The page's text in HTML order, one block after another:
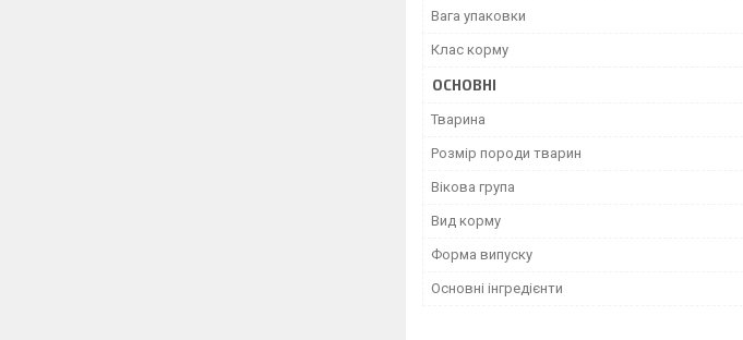
Вага упаковки
Клас корму
ОСНОВНІ
Тварина
Розмір породи тварин
Вікова група
Вид корму
Форма випуску
Основні інгредієнти